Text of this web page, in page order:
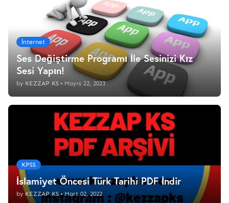
İnternet
Ses Değiştirme Programı İle Sesinizi Kız
Sesi Yapın!
by KEZZAP KS • Mayıs 22, 2023
KPSS
İslamiyet Öncesi Türk Tarihi PDF İndir
by KEZZAP KS • Mart 02, 2022